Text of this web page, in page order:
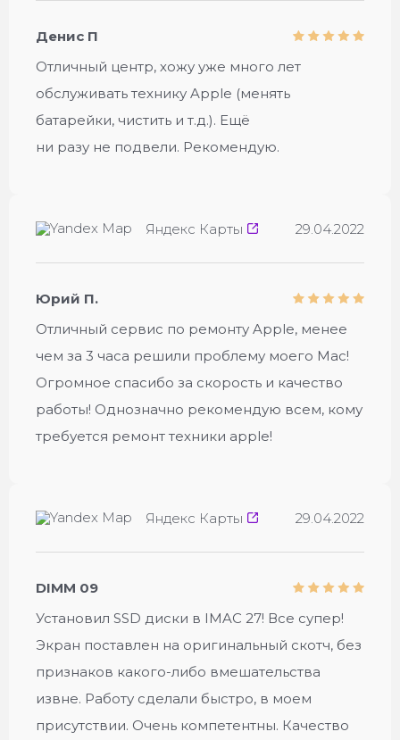
Денис П
Отличный центр, хожу уже много лет
обслуживать технику Apple (менять
батарейки, чистить и т.д.). Ещё
ни разу не подвели. Рекомендую.
Яндекс Карты 29.04.2022
Юрий П.
Отличный сервис по ремонту Apple, менее
чем за 3 часа решили проблему моего Mac!
Огромное спасибо за скорость и качество
работы! Однозначно рекомендую всем, кому
требуется ремонт техники apple!
Яндекс Карты 29.04.2022
DIMM 09
Установил SSD диски в IMAC 27! Все супер!
Экран поставлен на оригинальный скотч, без
признаков какого-либо вмешательства
извне. Работу сделали быстро, в моем
присутствии. Очень компетентны. Качество